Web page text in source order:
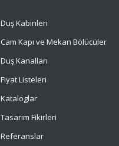
Duş Kabinleri
Cam Kapı ve Mekan Bölücüler
Duş Kanalları
Fiyat Listeleri
Kataloglar
Tasarım Fikirleri
Referanslar